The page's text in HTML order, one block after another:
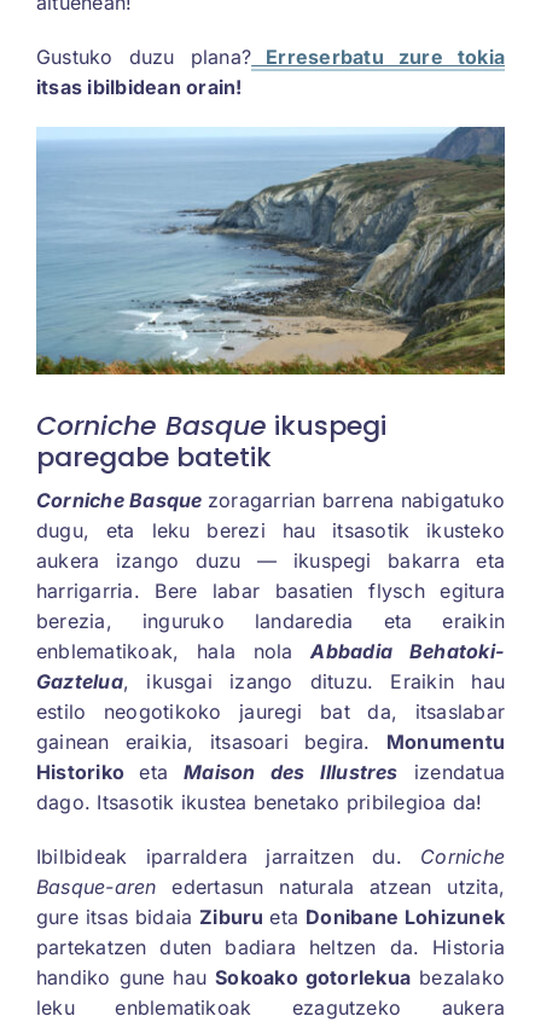
Gustuko duzu plana? Erreserbatu zure tokia
itsas ibilbidean orain!
Corniche Basque ikuspegi
paregabe batetik
Corniche Basque zoragarrian barrena nabigatuko
dugu, eta leku berezi hau itsasotik ikusteko
aukera izango duzu — ikuspegi bakarra eta
harrigarria. Bere labar basatien flysch egitura
berezia, inguruko landaredia eta eraikin
enblematikoak, hala nolaAbbadia Behatoki-
Gaztelua, ikusgai izango dituzu. Eraikin hau
estilo neogotikoko jauregi bat da, itsaslabar
gainean eraikia, itsasoari begira. Monumentu
HistorikoetaMaison des Illustres izendatua
dago. Itsasotik ikustea benetako pribilegioa da!
Ibilbideak iparraldera jarraitzen du. Corniche
Basque-aren edertasun naturala atzean utzita,
gure itsas bidaiaZiburueta Donibane Lohizunek
partekatzen duten badiara heltzen da. Historia
handiko gune hauSokoako gotorlekua bezalako
leku enblematikoak ezagutzeko aukera